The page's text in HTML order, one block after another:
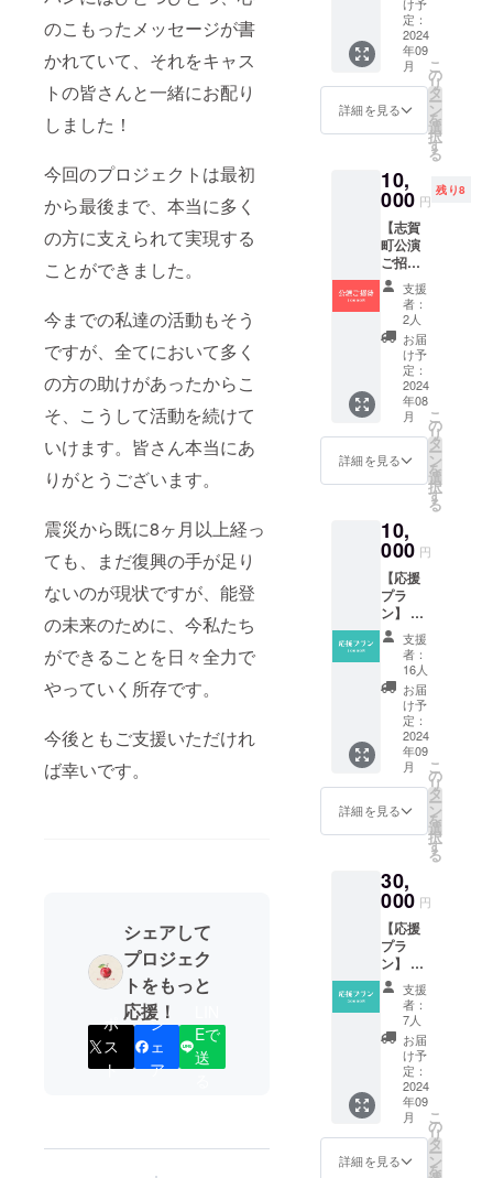
のこもったメッセージが書
かれていて、それをキャス
トの皆さんと一緒にお配り
しました！
今回のプロジェクトは最初
から最後まで、本当に多く
の方に支えられて実現する
ことができました。
今までの私達の活動もそう
ですが、全てにおいて多く
の方の助けがあったからこ
そ、こうして活動を続けて
いけます。皆さん本当にあ
りがとうございます。
震災から既に8ヶ月以上経っ
ても、まだ復興の手が足り
ないのが現状ですが、能登
の未来のために、今私たち
ができることを日々全力で
やっていく所存です。
今後ともご支援いただけれ
ば幸いです。
シェアして
プロジェク
トをもっと
応援！
ポ
ス
ト
シ
ェ
ア
Eで
送
みくだ
さい。
※応援プ
ランは
金額に
よるリ
ターン
ん。 ※
支援画
面に
て、支
援金額
の上乗
せも可
能で
す。
認し、
お名前
をHP及
び各
SNSに
掲載さ
掲載方
法：文
字のみ
（都道
府県、
お名
前） ※
支援
時、掲
載を希
望され
るお名
前をご
記入く
ださ
い。な
お、記
のまま
でお進
みくだ
さい。
※支援画
面に
て、支
援金額
の上乗
せも可
能で
す。
メッ
セージ
をお送
りしま
す。 ※
支援者
様に希
望を確
お名前
をHP及
び各
SNSに
掲載さ
せてい
ただき
ます。
掲載方
法：文
字のみ
（都道
府県、
お名
前） ※
支援
時、掲
前をご
記入く
ださ
い。な
お、記
載が不
要な方
は空欄
のまま
でお進
みくだ
さい。
※応援プ
ランは
金額に
よるリ
ターン
ん。 ※
支援画
面に
て、支
援金額
の上乗
せも可
能で
す。
定：
2024
年09
月
詳細を見る
こ
の
リ
タ
ー
ン
を
選
択
す
る
10,
000 円
残り8
【志賀
町公演
ご招待
券】 8/6
に行わ
れる志
賀町で
のご招
待券を
お送り
しま
す。 普
段は見
られな
い公演
の本番
でご覧
いただ
けま
す。 ・
日時：
令和6年
8月6日
（火曜
日）
10:00-
11:45（
開場
9:30）
・場
所：志
賀町文
化ホー
でご連
絡しま
す。 ※
支援者
様の交
通費や
滞在費
は各自
でご負
担くだ
さい。
※支援者
様に希
望を確
認し、
お名前
をHP及
支援
者：
2人
お届
け予
定：
2024
年08
月
詳細を見る
こ
の
リ
タ
ー
ン
を
選
択
す
る
10,
000 円
【応援
プラ
ン】 感
謝の気
持ちを
込め
て、お
礼の
メッ
セージ
をお送
りしま
す。 ※
支援者
様に希
望を確
お名前
をHP及
び各
SNSに
掲載さ
せてい
ただき
ます。
掲載方
法：文
字のみ
（都道
府県、
お名
前） ※
支援
時、掲
支援
者：
16人
お届
け予
定：
2024
年09
月
詳細を見る
こ
の
リ
タ
ー
ン
を
選
択
す
る
30,
000 円
【応援
プラ
ン】 感
謝の気
持ちを
込め
て、お
礼の
メッ
セージ
をお送
りしま
す。 ※
支援者
支援
者：
7人
お届
け予
定：
2024
年09
月
詳細を見る
こ
の
リ
タ
ー
ン
を